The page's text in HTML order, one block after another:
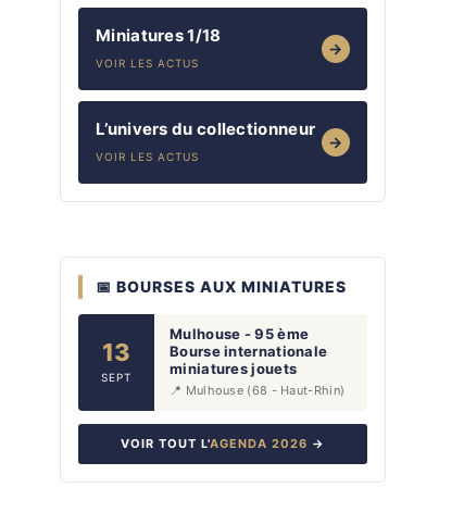
Miniatures 1/18
VOIR LES ACTUS
→
L’univers du collectionneur
VOIR LES ACTUS
→
📅 BOURSES AUX MINIATURES
13
SEPT
Mulhouse - 95 ème
Bourse internationale
miniatures jouets
📍 Mulhouse (68 - Haut-Rhin)
VOIR TOUT L'AGENDA 2026 →